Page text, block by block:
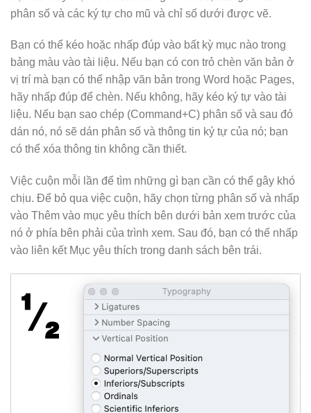
phân số và các ký tự cho mũ và chỉ số dưới được vẽ.
Bạn có thể kéo hoặc nhấp đúp vào bất kỳ mục nào trong
bảng màu vào tài liệu. Nếu bạn có con trỏ chèn văn bản ở
vị trí mà bạn có thể nhập văn bản trong Word hoặc Pages,
hãy nhấp đúp để chèn. Nếu không, hãy kéo ký tự vào tài
liệu. Nếu bạn sao chép (Command+C) phân số và sau đó
dán nó, nó sẽ dán phân số và thông tin ký tự của nó; bạn
có thể xóa thông tin không cần thiết.
Việc cuộn mỗi lần để tìm những gì bạn cần có thể gây khó
chịu. Để bỏ qua việc cuộn, hãy chọn từng phân số và nhấp
vào Thêm vào mục yêu thích bên dưới bản xem trước của
nó ở phía bên phải của trình xem. Sau đó, bạn có thể nhấp
vào liên kết Mục yêu thích trong danh sách bên trái.